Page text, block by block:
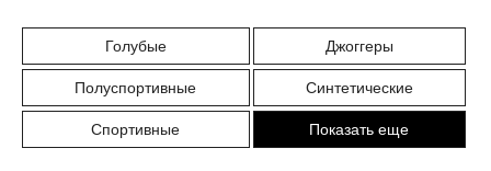
Голубые Джоггеры
Полуспортивные Синтетические
Спортивные Показать еще